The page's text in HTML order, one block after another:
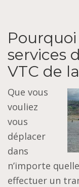
services
VTC de
Que vous
vouliez
vous
déplacer
dans
n’importe
effectuer un